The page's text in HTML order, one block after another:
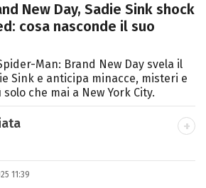
New Day, Sadie Sink shock
cosa nasconde il suo
Man: Brand New Day svela il
Sink e anticipa minacce, misteri e
che mai a New York City.
Lettere, divoratrice di libri e
11:39